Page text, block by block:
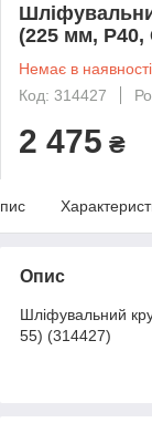
(225 мм, Р40,
Немає в наявності
Код: 314427
2 475 ₴
Опис
Шліфувальний
55) (314427)